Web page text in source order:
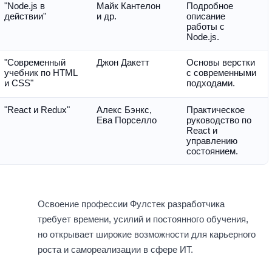
"Node.js в
действии"
Майк Кантелон
и др.
Подробное
описание
работы с
Node.js.
"Современный
учебник по HTML
и CSS"
Джон Дакетт
Основы верстки
с современными
подходами.
"React и Redux"
Алекс Бэнкс,
Ева Порселло
Практическое
руководство по
React и
управлению
состоянием.
Освоение профессии Фулстек разработчика
требует времени, усилий и постоянного обучения,
но открывает широкие возможности для карьерного
роста и самореализации в сфере ИТ.